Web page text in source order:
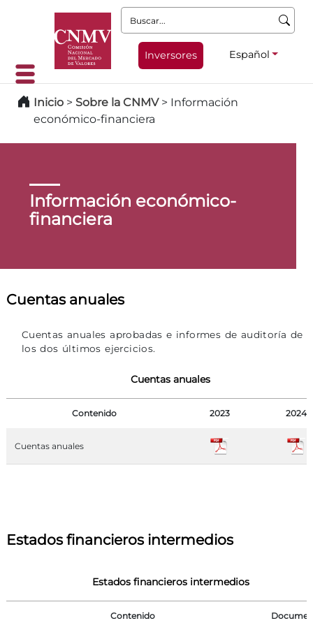
Buscar:
Inversores Español
Inicio > Sobre la CNMV> Información
económico-financiera
Información económico-
financiera
Cuentas anuales
Cuentas anuales aprobadas e informes de auditoría de
los dos últimos ejercicios.
Cuentas anuales
Contenido 2023 2024
Cuentas anuales
Estados financieros intermedios
Estados financieros intermedios
Contenido